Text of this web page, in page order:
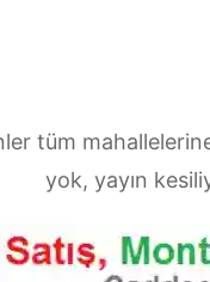
tüm
yok, yayın